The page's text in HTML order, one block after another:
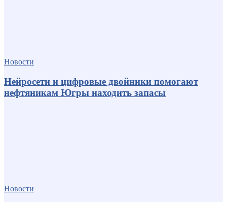
Новости
Нейросети и цифровые двойники помогают
нефтяникам Югры находить запасы
Новости